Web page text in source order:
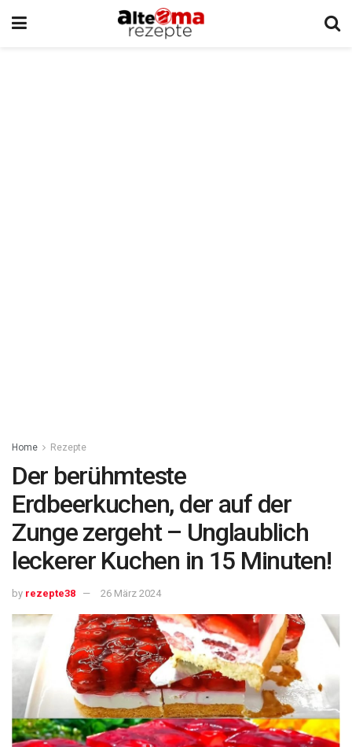
Home Rezepte
Der berühmteste
Erdbeerkuchen, der auf der
Zunge zergeht – Unglaublich
leckerer Kuchen in 15 Minuten!
by rezepte38 26 März 2024